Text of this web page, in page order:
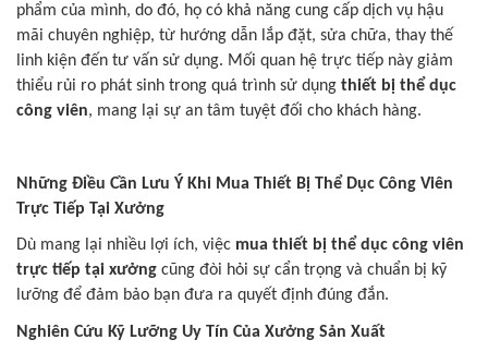
phẩm của mình, do đó, họ có khả năng cung cấp dịch vụ hậu
mãi chuyên nghiệp, từ hướng dẫn lắp đặt, sửa chữa, thay thế
linh kiện đến tư vấn sử dụng. Mối quan hệ trực tiếp này giảm
thiểu rủi ro phát sinh trong quá trình sử dụng thiết bị thể dục
công viên, mang lại sự an tâm tuyệt đối cho khách hàng.
Những Điều Cần Lưu Ý Khi Mua Thiết Bị Thể Dục Công Viên
Trực Tiếp Tại Xưởng
Dù mang lại nhiều lợi ích, việc mua thiết bị thể dục công viên
trực tiếp tại xưởng cũng đòi hỏi sự cẩn trọng và chuẩn bị kỹ
lưỡng để đảm bảo bạn đưa ra quyết định đúng đắn.
Nghiên Cứu Kỹ Lưỡng Uy Tín Của Xưởng Sản Xuất